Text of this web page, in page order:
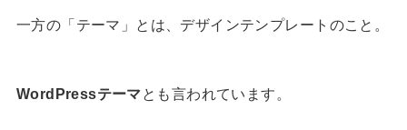
一方の「テーマ」とは、デザインテンプレートのこと。
WordPressテーマ とも言われています。